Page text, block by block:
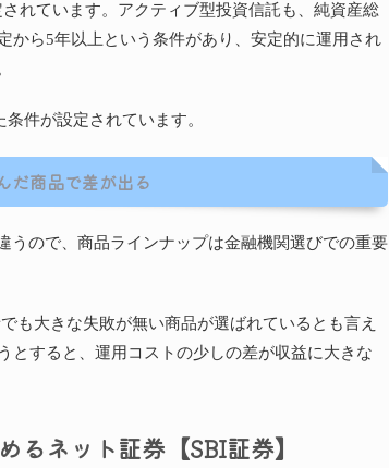
れています。アクティブ型投資信託も、純資産総
から5年以上という条件があり、安定的に運用され
件が設定されています。
だ商品で差が出る
うので、商品ラインナップは金融機関選びでの重要
も大きな失敗が無い商品が選ばれているとも言え
とすると、運用コストの少しの差が収益に大きな
ネット証券【SBI証券】